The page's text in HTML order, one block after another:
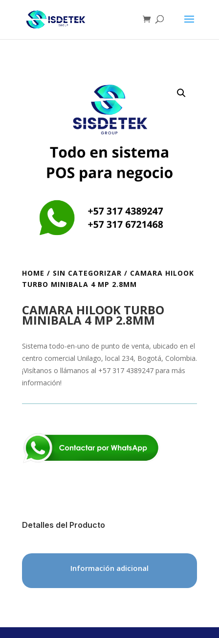
HOME / SIN CATEGORIZAR / CAMARA HILOOK
TURBO MINIBALA 4 MP 2.8MM
CAMARA HILOOK TURBO
MINIBALA 4 MP 2.8MM
Sistema todo-en-uno de punto de venta, ubicado en el
centro comercial Unilago, local 234, Bogotá, Colombia.
¡Visítanos o llámanos al +57 317 4389247 para más
información!
Detalles del Producto
Información adicional